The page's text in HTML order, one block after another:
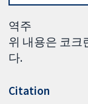
역주
위 내용은 코크
다.
Citation